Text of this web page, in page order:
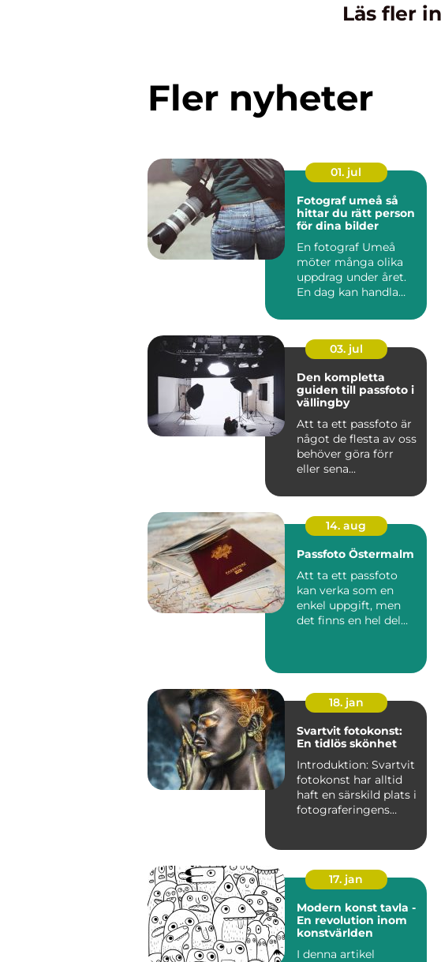
Läs fler
Fler nyheter
01. jul
Fotograf umeå så
hittar du rätt person
för dina bilder
En fotograf Umeå
möter många olika
uppdrag under året.
En dag kan handla
vid h...
03. jul
Den kompletta
guiden till passfoto i
vällingby
Att ta ett passfoto är
något de flesta av oss
behöver göra förr
eller sena...
14. aug
Passfoto Östermalm
Att ta ett passfoto
kan verka som en
enkel uppgift, men
det finns en hel del
18. jan
Svartvit fotokonst:
En tidlös skönhet
Introduktion: Svartvit
fotokonst har alltid
haft en särskild plats i
fotograferingens
17. jan
Modern konst tavla -
En revolution inom
konstvärlden
I denna artikel